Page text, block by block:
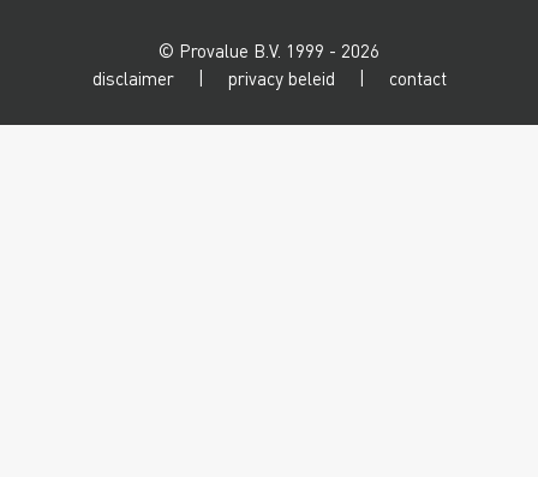
© Provalue B.V. 1999 - 2026
disclaimer
privacy beleid contact